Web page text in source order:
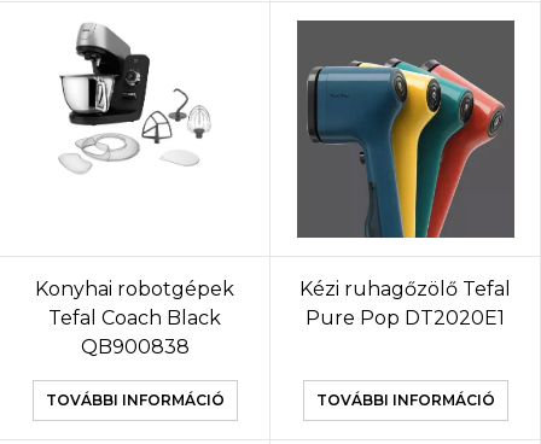
Konyhai robotgépek
Tefal Coach Black
QB900838
TOVÁBBI INFORMÁCIÓ
Kézi ruhagőzölő Tefal
Pure Pop DT2020E1
TOVÁBBI INFORMÁCIÓ